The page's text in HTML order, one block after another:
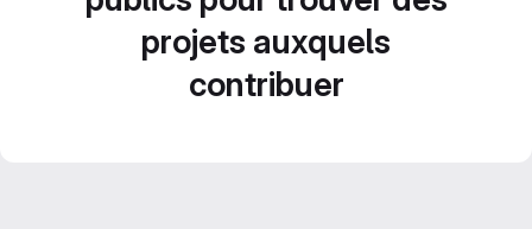
projets auxquels
contribuer